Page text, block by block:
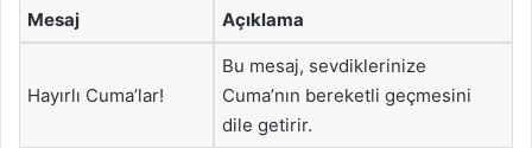
Mesaj Açıklama
Hayırlı Cuma’lar!
Bu mesaj, sevdiklerinize
Cuma’nın bereketli geçmesini
dile getirir.